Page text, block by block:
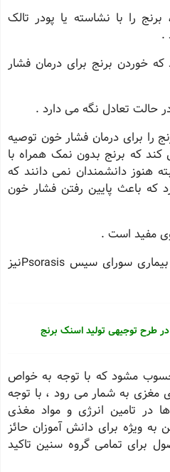
برنج را با نشاسته یا پودر تالک
.
که خوردن برنج برای درمان فشار
را برای درمان فشار خون توصیه
کند که برنج بدون نمک همراه با
هنوز دانشمندان نمی دانند که
که باعث پایین رفتن فشار خون
مفید است .
• رژیم برنج برای مبتلایان به بیماری سورای سیس Psorasisنیز
طرح توجیهی تولید اسنک برنج
مشود که با توجه به خواص
مغزی به شمار می رود ، با توجه
در تامین انرژی و مواد مغذی
ویژه برای دانش آموزان حائز
تمامی گروه سنین تاکید